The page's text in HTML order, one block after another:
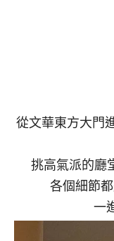
從文華東方大門
挑高氣派的廳
各個細節
一